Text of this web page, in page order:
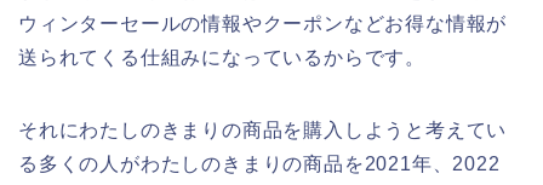
ウィンターセールの情報やクーポンなどお得な情報が
送られてくる仕組みになっているからです。
それにわたしのきまりの商品を購入しようと考えてい
る多くの人がわたしのきまりの商品を2021年、2022